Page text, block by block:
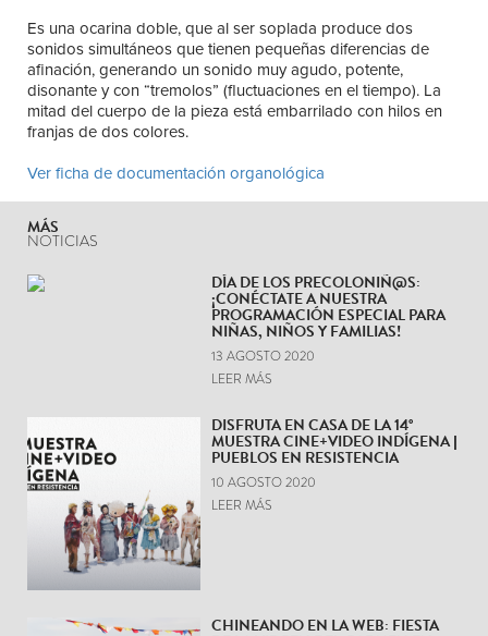
ÚLTIMOS VIDEOS
Es una ocarina doble, que al ser soplada produce dos
sonidos simultáneos que tienen pequeñas diferencias de
afinación, generando un sonido muy agudo, potente,
disonante y con “tremolos” (fluctuaciones en el tiempo). La
mitad del cuerpo de la pieza está embarrilado con hilos en
franjas de dos colores.
Ver ficha de documentación organológica
MÁS
NOTICIAS
DÍA DE LOS PRECOLONIÑ@S:
¡CONÉCTATE A NUESTRA
PROGRAMACIÓN ESPECIAL PARA
NIÑAS, NIÑOS Y FAMILIAS!
13 AGOSTO 2020
LEER MÁS
DISFRUTA EN CASA DE LA 14°
MUESTRA CINE+VIDEO INDÍGENA |
PUEBLOS EN RESISTENCIA
10 AGOSTO 2020
LEER MÁS
CHINEANDO EN LA WEB: FIESTA